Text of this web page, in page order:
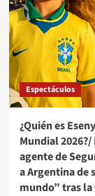
Espectáculos
¿Quién es
Mundial
agente de
a Argentina de
mundo” tras